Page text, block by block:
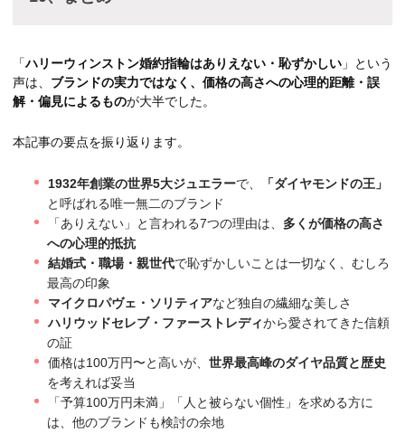
「ハリーウィンストン婚約指輪はありえない・恥ずかしい 」という
声は、 ブランドの実力ではなく、価格の高さへの心理的距離・誤
解・偏見によるものが大半でした。
本記事の要点を振り返ります。
1932年創業の世界5大ジュエラーで、
「ダイヤモンドの王」
と呼ばれる唯一無二のブランド
「ありえない」と言われる7つの理由は、 多くが価格の高さ
への心理的抵抗
結婚式・職場・親世代で恥ずかしいことは一切なく、むしろ
最高の印象
マイクロパヴェ・ソリティアなど独自の繊細な美しさ
ハリウッドセレブ・ファーストレディから愛されてきた信頼
の証
価格は100万円〜と高いが、 世界最高峰のダイヤ品質と歴史
を考えれば妥当
「予算100万円未満」「人と被らない個性」を求める方に
は、他のブランドも検討の余地